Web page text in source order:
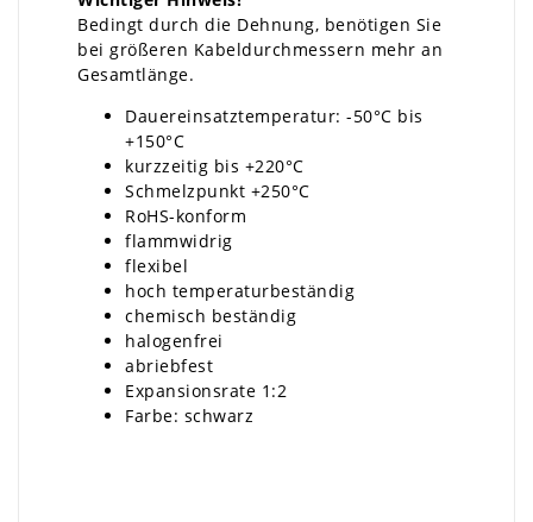
Bedingt durch die Dehnung, benötigen Sie
bei größeren Kabeldurchmessern mehr an
Gesamtlänge.
Dauereinsatztemperatur: -50°C bis
+150°C
kurzzeitig bis +220°C
Schmelzpunkt +250°C
RoHS-konform
flammwidrig
flexibel
hoch temperaturbeständig
chemisch beständig
halogenfrei
abriebfest
Expansionsrate 1:2
Farbe: schwarz